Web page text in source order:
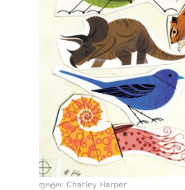
ფოტო: Charley Harper